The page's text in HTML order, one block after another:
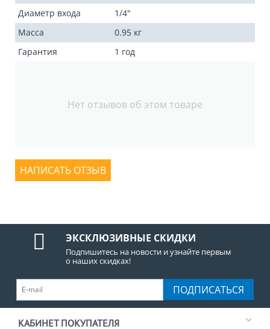
Диаметр входа
1/4"
Масса
0.95 кг
Гарантия
1 год
Нет отзывов об этом товаре
НАПИСАТЬ ОТЗЫВ
ЭКСКЛЮЗИВНЫЕ СКИДКИ
Подпишитесь на новости и узнайте первым
о наших скидках!
ПОДПИСАТЬСЯ
КАБИНЕТ ПОКУПАТЕЛЯ